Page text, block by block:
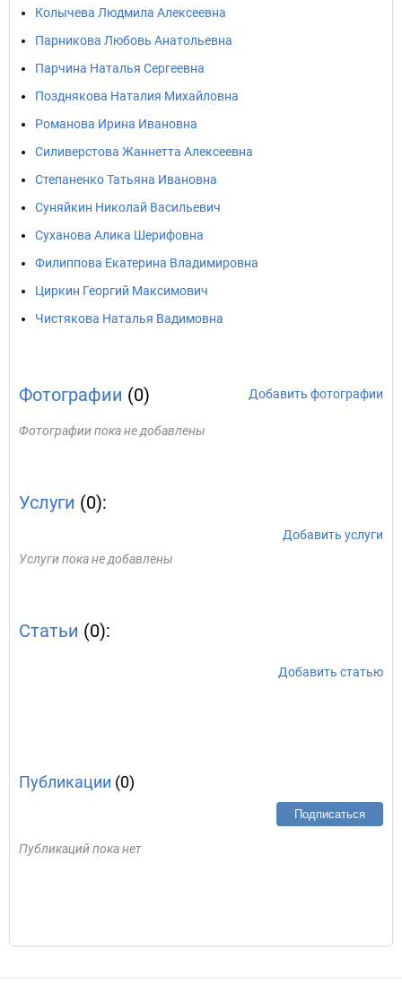
Колычева Людмила Алексеевна
Парникова Любовь Анатольевна
Парчина Наталья Сергеевна
Позднякова Наталия Михайловна
Романова Ирина Ивановна
Силиверстова Жаннетта Алексеевна
Степаненко Татьяна Ивановна
Суняйкин Николай Васильевич
Суханова Алика Шерифовна
Филиппова Екатерина Владимировна
Циркин Георгий Максимович
Чистякова Наталья Вадимовна
Фотографии (0) Добавить фотографии
Фотографии пока не добавлены
Услуги (0):
Добавить услуги
Услуги пока не добавлены
Статьи (0):
Добавить статью
Публикации (0)
Подписаться
Публикаций пока нет